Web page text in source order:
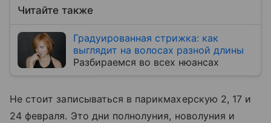
Читайте также
Градуированная стрижка: как
выглядит на волосах разной длины
Разбираемся во всех нюансах
Не стоит записываться в парикмахерскую 2, 17 и
24 февраля. Это дни полнолуния, новолуния и